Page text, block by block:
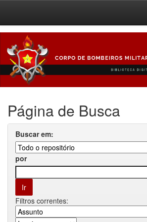
navigation
Página de Busca
Buscar em:
por
Filtros correntes: